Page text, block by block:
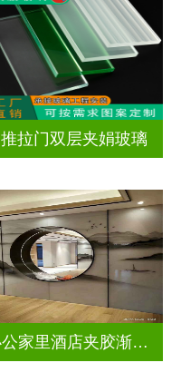
推拉门双层夹娟玻璃
办公家里酒店夹胶渐变玻璃